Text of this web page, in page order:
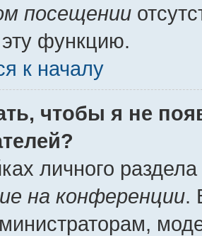
посещении
функцию.
к началу
чтобы я не
личного
на конференции.